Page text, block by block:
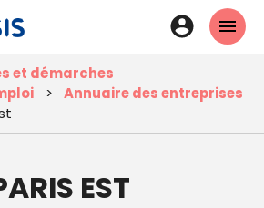
contenu
principal
En-
tête
-
et démarches
Annuaire des entreprises
EST